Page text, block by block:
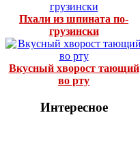
Пхали из шпината по-
грузински
Вкусный хворост тающий
во рту
Интересное